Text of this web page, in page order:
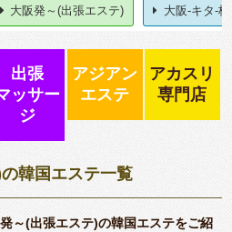
大阪発～(出張エステ) 大阪-キタ-
出張
ッサー
ジ
アジアン
エステ
アカスリ
専門店
韓国エステ一覧
～(出張エステ)の韓国エステをご紹